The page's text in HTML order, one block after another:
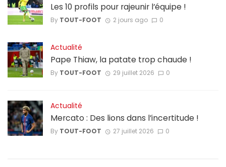
Les 10 profils pour rajeunir l’équipe !
By TOUT-FOOT 2 jours ago 0
Actualité
Pape Thiaw, la patate trop chaude !
By TOUT-FOOT 29 juillet 2026 0
Actualité
Mercato : Des lions dans l’incertitude !
By TOUT-FOOT 27 juillet 2026 0